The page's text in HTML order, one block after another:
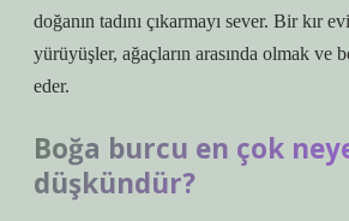
doğanın tadını çıkarmayı sever. Bir kır
yürüyüşler, ağaçların arasında olmak ve
eder.
Boğa burcu en çok
düşkündür?